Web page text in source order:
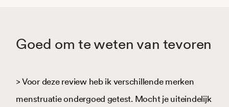
Goed om te weten van tevoren
> Voor deze review heb ik verschillende merken
menstruatie ondergoed getest. Mocht je uiteindelijk